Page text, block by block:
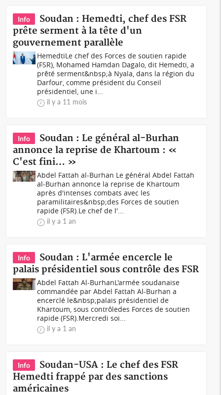
Info
Soudan : Hemedti, chef des FSR
prête serment à la tête d'un
gouvernement parallèle
HemedtiLe chef des Forces de soutien rapide
(FSR), Mohamed Hamdan Dagalo, dit Hemedti, a
prêté serment&nbsp;à Nyala, dans la région du
Darfour, comme président du Conseil
présidentiel, une i...
il y a 11 mois
Info
Soudan : Le général al-Burhan
annonce la reprise de Khartoum : «
C'est fini… »
Abdel Fattah al-Burhan Le général Abdel Fattah
al-Burhan annonce la reprise de Khartoum
après d'intenses combats avec les
paramilitaires&nbsp;des Forces de soutien
rapide (FSR).Le chef de l'...
il y a 1 an
Info
Soudan : L'armée encercle le
palais présidentiel sous contrôle des FSR
Abdel Fattah Al-BurhanL'armée soudanaise
commandée par Abdel Fattah Al-Burhan a
encerclé le&nbsp;palais présidentiel de
Khartoum, sous contrôledes Forces de soutien
rapide (FSR).Mercredi soi...
il y a 1 an
Info
Soudan-USA : Le chef des FSR
Hemedti frappé par des sanctions
américaines